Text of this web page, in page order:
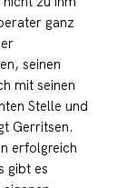
ganz
seinen
mit seinen
Stelle und
Gerritsen.
erfolgreich
gibt es